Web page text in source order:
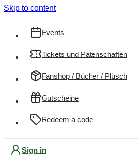
Skip to content
Events
Tickets und Patenschaften
Fanshop / Bücher / Plüsch
Gutscheine
Redeem a code
Sign in